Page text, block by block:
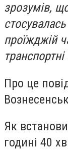
зрозумів,
проїжджій
Про це
Як
годині 40